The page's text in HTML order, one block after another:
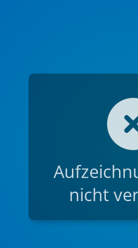
nicht